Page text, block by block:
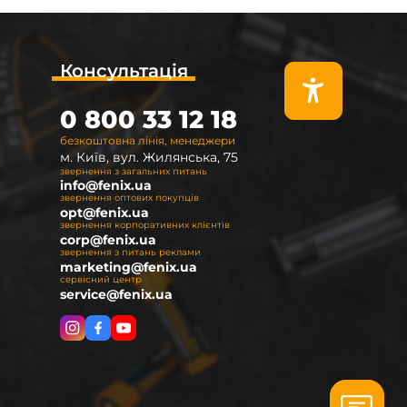
Консультація
безкоштовна лінія, менеджери
0 800 33 12 18
м. Київ, вул. Жилянська, 75
звернення з загальних питань
info@fenix.ua
звернення оптових покупців
opt@fenix.ua
звернення корпоративних клієнтів
corp@fenix.ua
звернення з питань реклами
marketing@fenix.ua
сервісний центр
service@fenix.ua